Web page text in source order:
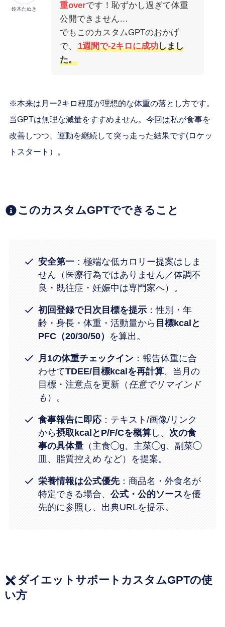
鈴木たぬき 重overです！恥ずかし過ぎて体重
公開できません…
でもこのカスタムGPTのおかげ
で、
1週間で-2キロに成功しまし
た。
※本来は月ー2キロ程度が理想的な体重の落とし方です。
当GPTは無理な減量をすすめません。今回は私が食事を
改善しつつ、運動を継続して突っ走った結果です(ロケッ
トスタート）。
このカスタムGPTでできること
安全第一 ：極端な低カロリー提案はしま
せん（医療行為ではありません／体調不
良・既往症・妊娠中は専門家へ）。
初回登録で日次目標を提示 ：性別・年
齢・身長・体重・活動量から 目標kcalと
PFC（20/30/50） を算出。
月1の体重チェックイン ：報告体重に合
わせてTDEE/目標kcalを再計算、当月の
目標・注意点を更新（任意でリマインド
も ）。
食事報告に即応：テキスト/画像/リンク
から摂取kcalとP/F/Cを概算し、 次の食
事の具体量 （主食◯g、主菜◯g、副菜◯
皿、脂質控えめ など）を提案。
栄養情報は公式優先：商品名・外食名が
特定できる場合、公式・公的ソースを優
先的に参照し、出典URLを提示。
ダイエットサポートカスタムGPTの使
い方